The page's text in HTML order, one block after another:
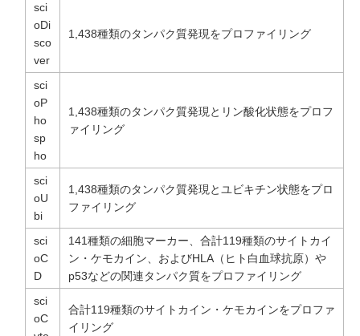
sci
oDi
sco
ver
1,438種類のタンパク質発現をプロファイリング
sci
oP
ho
sp
ho
1,438種類のタンパク質発現とリン酸化状態をプロフ
ァイリング
sci
oU
bi
1,438種類のタンパク質発現とユビキチン状態をプロ
ファイリング
sci
oC
D
141種類の細胞マーカー、合計119種類のサイトカイ
ン・ケモカイン、およびHLA（ヒト白血球抗原）や
p53などの関連タンパク質をプロファイリング
sci
oC
合計119種類のサイトカイン・ケモカインをプロファ
イリング